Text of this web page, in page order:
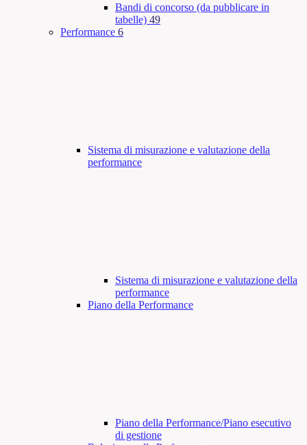
Bandi di concorso (da pubblicare in
tabelle) 49
Performance 6
Sistema di misurazione e valutazione della
performance
Sistema di misurazione e valutazione della
performance
Piano della Performance
Piano della Performance/Piano esecutivo
di gestione